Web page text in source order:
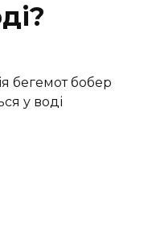
бегемот бобер
у воді